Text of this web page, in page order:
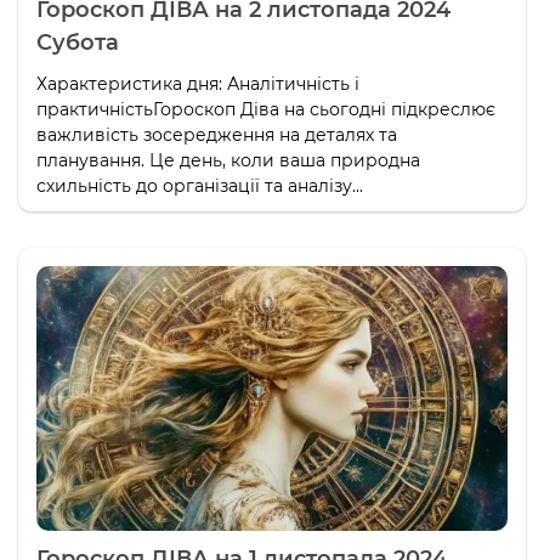
Гороскоп ДІВА на 2 листопада 2024
Субота
Характеристика дня: Аналітичність і
практичністьГороскоп Діва на сьогодні підкреслює
важливість зосередження на деталях та
планування. Це день, коли ваша природна
схильність до організації та аналізу...